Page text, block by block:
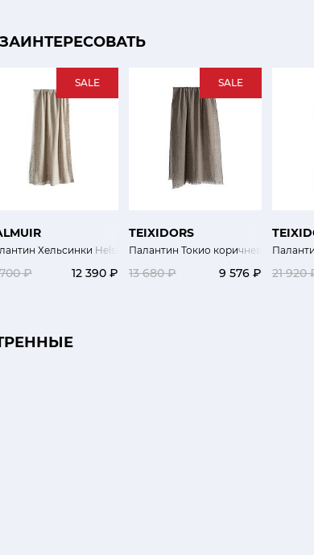
SALE
Хельсинки Helsinki бежевый
₽ 12 390 ₽
SALE
TEIXIDORS
Палантин Токио коричневый
13 680 ₽ 9 576 ₽ 21 920